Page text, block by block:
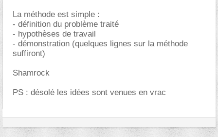
La méthode est simple :
- définition du problème traité
- hypothèses de travail
- démonstration (quelques lignes sur la méthode
suffiront)
Shamrock
PS : désolé les idées sont venues en vrac